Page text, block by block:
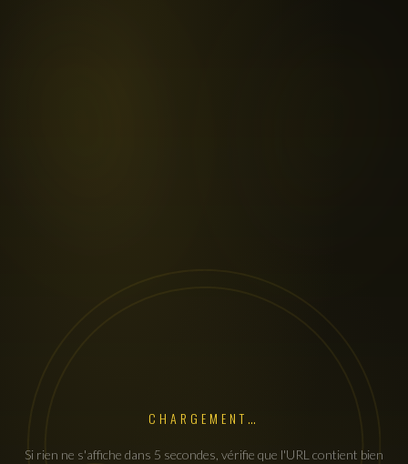
CHARGEMENT…
Si rien ne s'affiche dans 5 secondes, vérifie que l'URL contient bien